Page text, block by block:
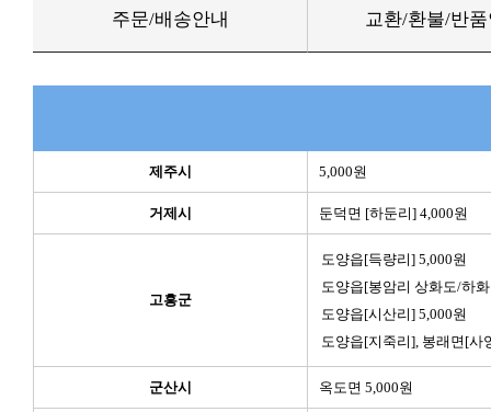
주문/배송안내 교환/환불/반
제주시 5,000원
거제시 둔덕면 [하둔리] 4,000원
고흥군
도양읍[득량리] 5,000원
도양읍[봉암리 상화도/하
도양읍[시산리] 5,000원
도양읍[지죽리], 봉래면[사
군산시 옥도면 5,000원